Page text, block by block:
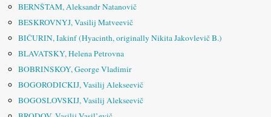
BERNŠTAM, Aleksandr Natanovič
BESKROVNYJ, Vasilij Matveevič
BIČURIN, Iakinf (Hyacinth, originally Nikita Jakovlevič B.)
BLAVATSKY, Helena Petrovna
BOBRINSKOY, George Vladimir
BOGORODICKIJ, Vasilij Alekseevič
BOGOSLOVSKIJ, Vasilij Alekseevič